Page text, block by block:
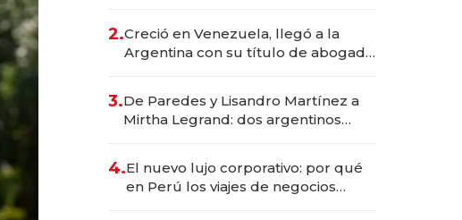
2.Creció en Venezuela, llegó a la
Argentina con su título de abogado
marcas "fast premium"
3.De Paredes y Lisandro Martínez a
Mirtha Legrand: dos argentinos
4.El nuevo lujo corporativo: por qué
en Perú los viajes de negocios